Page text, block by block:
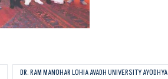
DR. RAM MANOHAR LOHIA AVADH UNIVERSITY AYODHYA